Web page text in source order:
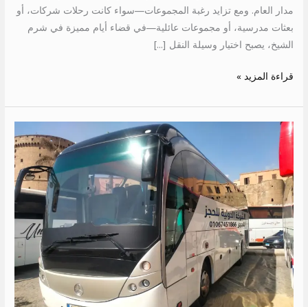
مدار العام. ومع تزايد رغبة المجموعات—سواء كانت رحلات شركات، أو
بعثات مدرسية، أو مجموعات عائلية—في قضاء أيام مميزة في شرم
الشيخ، يصبح اختيار وسيلة النقل […]
قراءة المزيد »
ايجار
اتوبيس
كرسي
الى
شرم
الشيخ